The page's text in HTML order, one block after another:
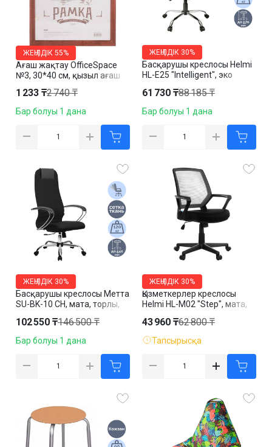
Ағаш жақтау OfficeSpace
№3, 30*40 см, қызыл ағаш
ЖЕҢІЛДІК 55%
1 233 ₸2 740 ₸
Бар болуы 1 дана
Басқарушы креслосы Helmi
HL-E25 "Intelligent", эко
ЖЕҢІЛДІК 30%
61 730 ₸88 185 ₸
Бар болуы 1 дана
Басқарушы креслосы Метта
SU-BK-10 CH, мата, торлы,
ЖЕҢІЛДІК 30%
102 550 ₸146 500 ₸
Бар болуы 1 дана
Қызметкерлер креслосы
Helmi HL-M02 "Step", мата,
ЖЕҢІЛДІК 30%
43 960 ₸62 800 ₸
Тапсырысқа